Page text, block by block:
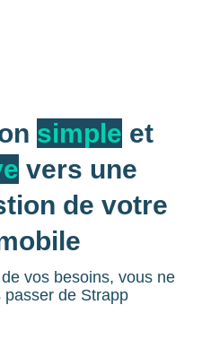
simple et
vers une
de votre
vos besoins, vous ne
passer de Strapp